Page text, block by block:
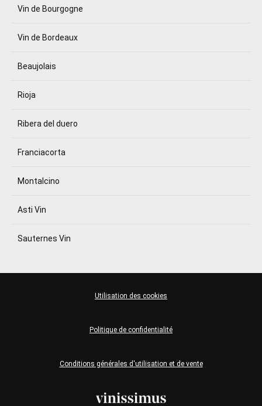
Vin de Bourgogne
Vin de Bordeaux
Beaujolais
Rioja
Ribera del duero
Franciacorta
Montalcino
Asti Vin
Sauternes Vin
Conditions générales d'utilisation et de vente
Politique de confidentialité
Utilisation des cookies